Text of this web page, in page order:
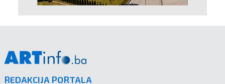
REDAKCIJA PORTALA